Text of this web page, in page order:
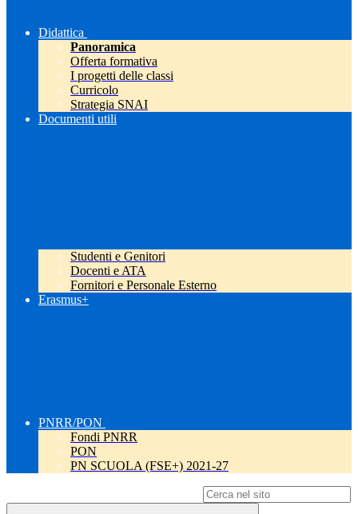
Didattica
Panoramica
Offerta formativa
I progetti delle classi
Curricolo
Strategia SNAI
Documenti utili
Studenti e Genitori
Docenti e ATA
Fornitori e Personale Esterno
Erasmus+
PNRR/PON
Fondi PNRR
PON
PN SCUOLA (FSE+) 2021-27